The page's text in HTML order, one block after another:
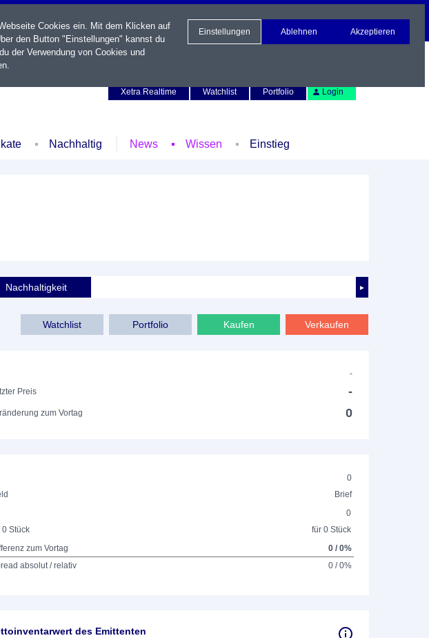
Xetra Realtime
Watchlist Portfolio Login
Nachhaltig News Wissen Einstieg
►
Nachhaltigkeit
Verkaufen
Kaufen
Portfolio
Watchlist
-
Preis
-
zum Vortag 0
0
Brief
0 Stück
0
für 0 Stück
zum Vortag
0 / 0%
absolut / relativ
0 / 0%
des Emittenten
Cookies ein. Mit dem Klicken auf
den Button "Einstellungen" kannst du
der Verwendung von Cookies und
.
Einstellungen Ablehnen Akzeptieren